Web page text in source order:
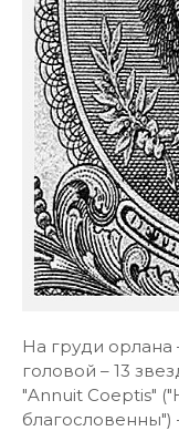
На груди орлана
головой – 13
"Annuit Coeptis"
благословенны")